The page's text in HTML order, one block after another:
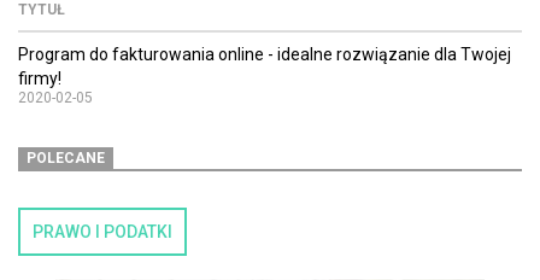
TYTUŁ
Program do fakturowania online - idealne rozwiązanie dla Twojej
firmy!
2020-02-05
POLECANE
PRAWO I PODATKI